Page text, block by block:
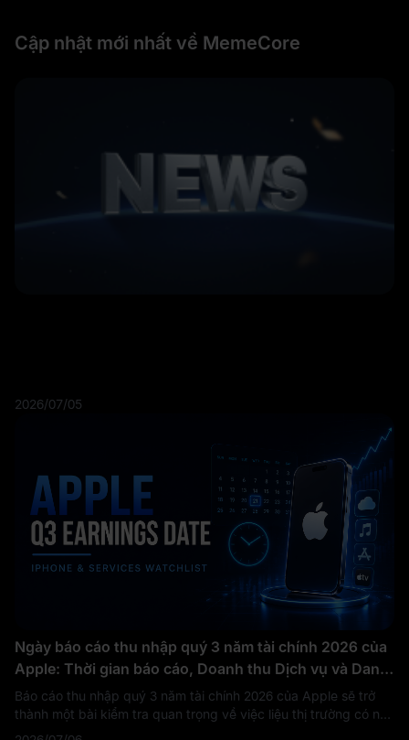
Cập nhật mới nhất về MemeCore
2026/07/05
Ngày báo cáo thu nhập quý 3 năm tài chính 2026 của
Apple: Thời gian báo cáo, Doanh thu Dịch vụ và Danh
sách theo dõi iPhone
Báo cáo thu nhập quý 3 năm tài chính 2026 của Apple sẽ trở
thành một bài kiểm tra quan trọng về việc liệu thị trường có nên
tiếp tục định giá Apple như một cỗ máy tạo ra tiền mặt ổn định